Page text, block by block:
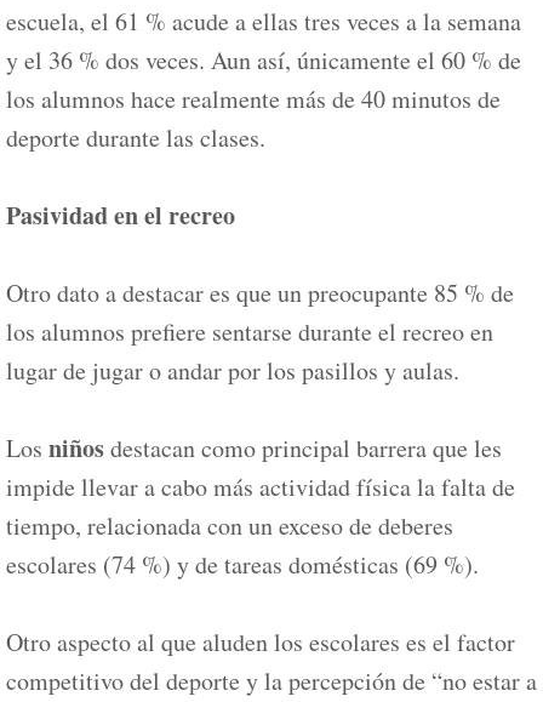
escuela, el 61 % acude a ellas tres veces a la semana
y el 36 % dos veces. Aun así, únicamente el 60 % de
los alumnos hace realmente más de 40 minutos de
deporte durante las clases.
Pasividad en el recreo
Otro dato a destacar es que un preocupante 85 % de
los alumnos prefiere sentarse durante el recreo en
lugar de jugar o andar por los pasillos y aulas.
Los niñosdestacan como principal barrera que les
impide llevar a cabo más actividad física la falta de
tiempo, relacionada con un exceso de deberes
escolares (74 %) y de tareas domésticas (69 %).
Otro aspecto al que aluden los escolares es el factor
competitivo del deporte y la percepción de “no estar a